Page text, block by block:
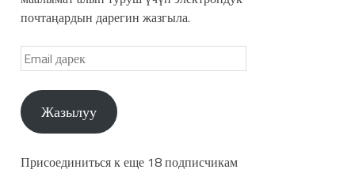
почтаңардын дарегин жазгыла.
Жазылуу
Присоединиться к еще 18 подписчикам